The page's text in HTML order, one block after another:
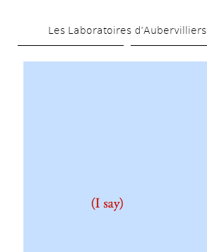
to
Les Laboratoires d’Aubervilliers